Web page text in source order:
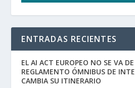
ENTRADAS RECIENTES
EL AI ACT EUROPEO NO SE VA
REGLAMENTO ÓMNIBUS DE
CAMBIA SU ITINERARIO